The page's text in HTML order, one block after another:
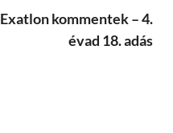
Exatlon kommentek – 4.
évad 18. adás